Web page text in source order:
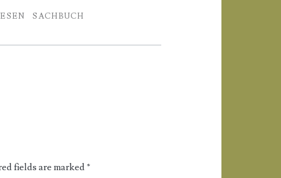
SACHBUCH
fields are marked*